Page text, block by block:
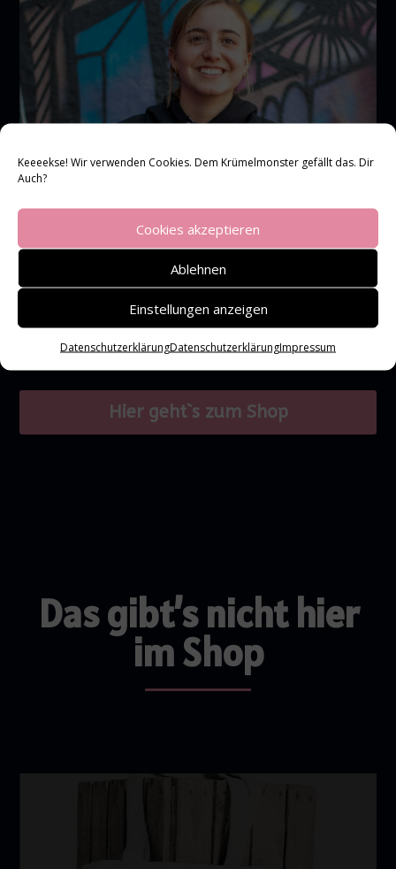
Keeeekse! Wir verwenden Cookies. Dem Krümelmonster gefällt das. Dir
Auch?
Cookies akzeptieren
Ablehnen
Einstellungen anzeigen
DatenschutzerklärungDatenschutzerklärungImpressum
Hier geht`s zum Shop
Das gibt’s nicht hier
im Shop